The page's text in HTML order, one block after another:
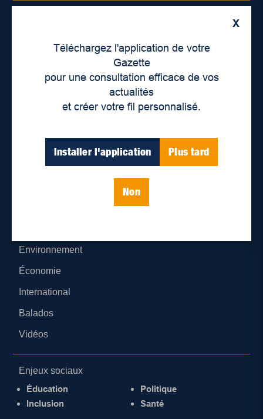
X
Téléchargez l'application de votre
Gazette
pour une consultation efficace de vos
actualités
et créer votre fil personnalisé.
Installer l'application Plus tard
Non
Déontologie et confidentialité
Parutions numériques
Environnement
Économie
International
Balados
Vidéos
Enjeux sociaux
Éducation
Inclusion
Politique
Santé